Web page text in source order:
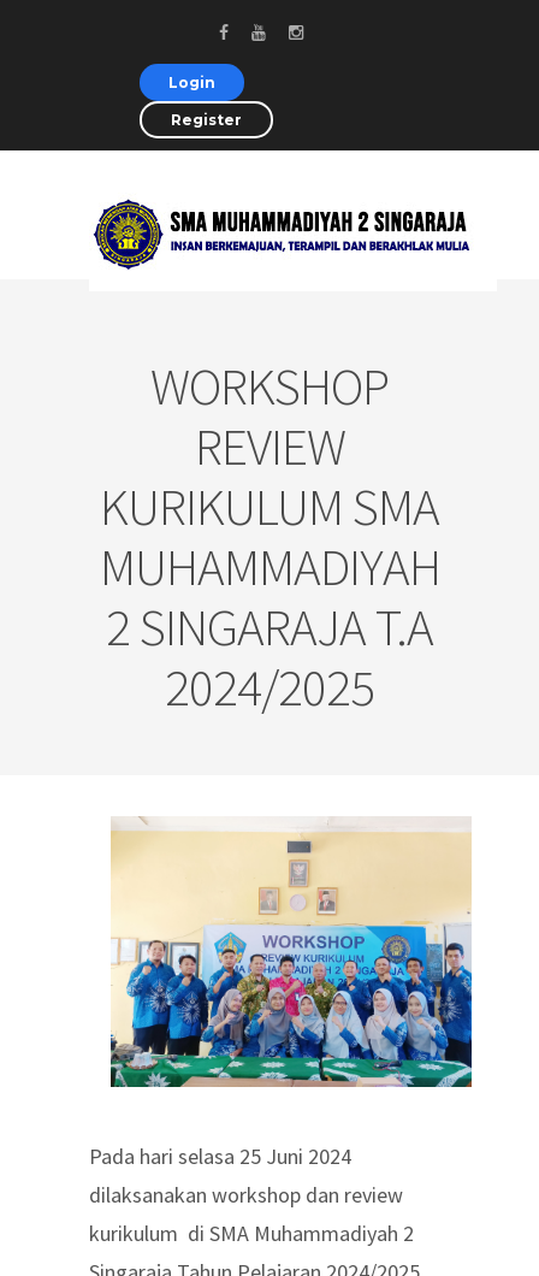
Login
Register
WORKSHOP
REVIEW
KURIKULUM SMA
MUHAMMADIYAH
2 SINGARAJA T.A
2024/2025
Pada hari selasa 25 Juni 2024
dilaksanakan workshop dan review
kurikulum di SMA Muhammadiyah 2